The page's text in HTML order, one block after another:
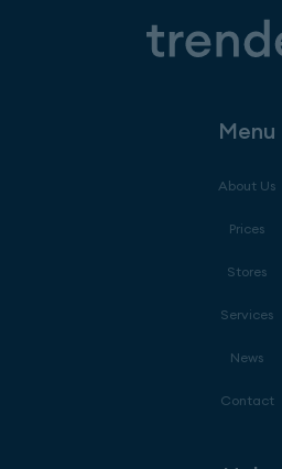
Menu
About Us
Prices
Stores
Services
News
Contact